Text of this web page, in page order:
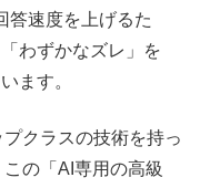
答速度を上げるた
わずかなズレ」を
ます。
クラスの技術を持っ
の「AI専用の高級